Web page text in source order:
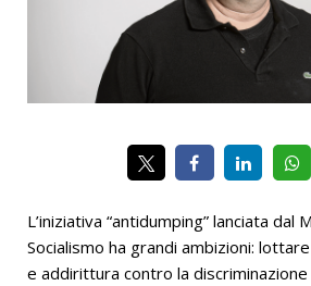
L’iniziativa “antidumping” lanciata dal
Socialismo ha grandi ambizioni:
e addirittura contro la